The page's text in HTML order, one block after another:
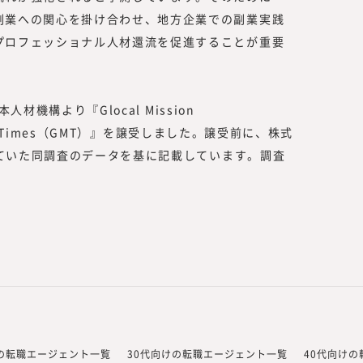
への関心を掛け合わせ、地方企業での副業実践
フェッショナル人材還流を促進することが重要
人材機構より『Glocal Mission
（GMT）』を譲受しました。譲受前に、株式
た同調査のデータを基に記載しています。調査
転職エージェント一覧 30代向けの転職エージェント一覧 40代向けの